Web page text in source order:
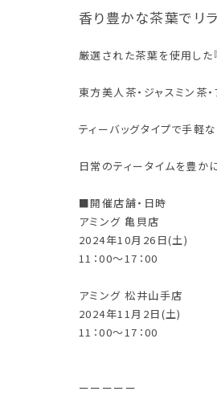
香り豊かな茶葉でリ
厳選された茶葉を使用した
東方美人茶・ジャスミン茶
ティーバッグタイプで手軽
日常のティータイムを豊か
■開催店舗・日時
アミング 亀貝店
2024年10月26日(土)
11：00～17：00
アミング 松井山手店
2024年11月2日(土)
11：00～17：00
ーーーーー